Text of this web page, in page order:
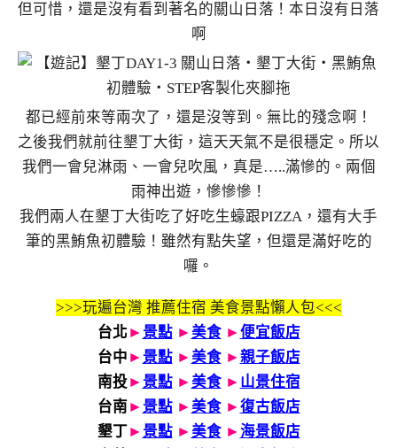
但可惜，還是沒有看到著名的關山日落！本日沒有日落
啊
都已經前來等兩次了，還是沒等到。無比的殘念啊！
之後我們就前往墾丁大街，這天天氣不是很穩定。所以
我們一會兒淋雨、一會兒吹風，真是…..滿慘的。兩個
雨神出遊，慘慘慘！
我們兩人在墾丁大街吃了好吃生蠔跟PIZZA，還有大手
筆的黑鮪魚初體驗！雖然有點失望，但還是滿好吃的
囉。
>>>玩遍台灣 推薦住宿 美食景點懶人包<<<
台北 ► 景點 ► 美食► 便宜飯店
台中 ► 景點 ► 美食► 親子飯店
南投► 景點 ► 美食► 山景住宿
台南► 景點 ► 美食► 復古飯店
墾丁► 景點 ► 美食► 海景飯店